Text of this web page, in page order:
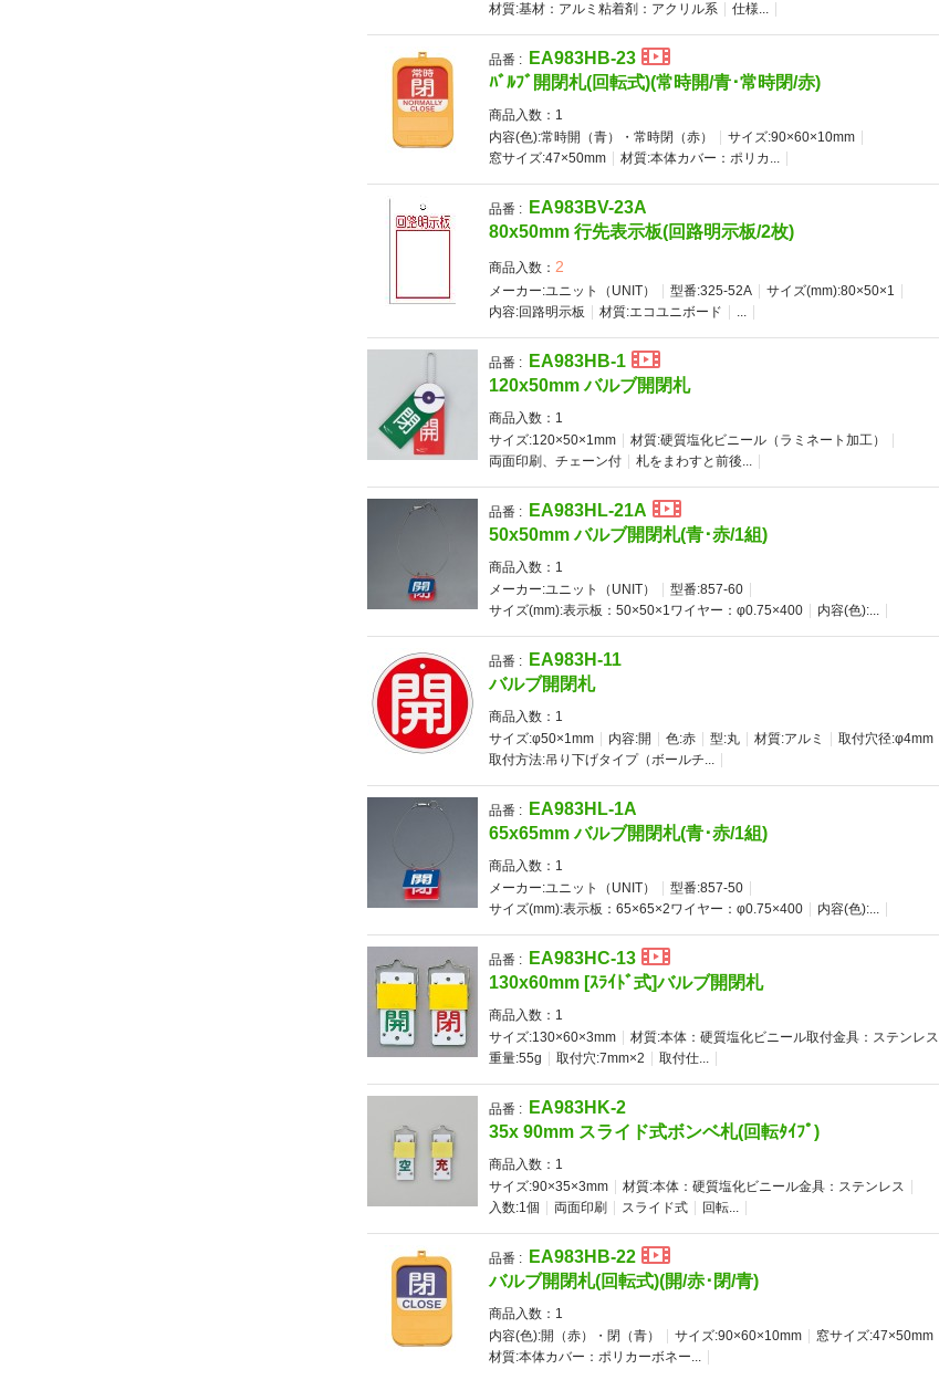
材質:基材：アルミ粘着剤：アクリル系
仕様...
品番 :
EA983HB-23
ﾊﾞﾙﾌﾞ開閉札(回転式)(常時開/青･常時閉/赤)
商品入数： 1
内容(色):常時開（青）・常時閉（赤）
サイズ:90×60×10mm
窓サイズ:47×50mm
材質:本体カバー：ポリカ...
品番 :
EA983BV-23A
80x50mm 行先表示板(回路明示板/2枚)
商品入数： 2
メーカー:ユニット（UNIT） 型番:325-52A
サイズ(mm):80×50×1
内容:回路明示板
材質:エコユニボード ...
品番 :
EA983HB-1
120x50mm バルブ開閉札
商品入数： 1
サイズ:120×50×1mm
材質:硬質塩化ビニール（ラミネート加工）
両面印刷、チェーン付
札をまわすと前後...
品番 :
EA983HL-21A
50x50mm バルブ開閉札(青･赤/1組)
商品入数： 1
メーカー:ユニット（UNIT）
型番:857-60
サイズ(mm):表示板：50×50×1ワイヤー：φ0.75×400
内容(色):...
品番 :
EA983H-11
バルブ開閉札
商品入数： 1
サイズ:φ50×1mm
内容:開 色:赤 型:丸 材質:アルミ
取付穴径:φ4mm
取付方法:吊り下げタイプ（ボールチ...
品番 :
EA983HL-1A
65x65mm バルブ開閉札(青･赤/1組)
商品入数： 1
メーカー:ユニット（UNIT）
型番:857-50
サイズ(mm):表示板：65×65×2ワイヤー：φ0.75×400
内容(色):...
品番 :
EA983HC-13
130x60mm [ｽﾗｲﾄﾞ式]バルブ開閉札
商品入数： 1
サイズ:130×60×3mm
材質:本体：硬質塩化ビニール取付金具：ステンレス
重量:55g
取付穴:7mm×2 取付仕...
品番 :
EA983HK-2
35x 90mm スライド式ボンベ札(回転ﾀｲﾌﾟ)
商品入数： 1
サイズ:90×35×3mm
材質:本体：硬質塩化ビニール金具：ステンレス
入数:1個
両面印刷 スライド式 回転...
品番 :
EA983HB-22
バルブ開閉札(回転式)(開/赤･閉/青)
商品入数： 1
内容(色):開（赤）・閉（青）
サイズ:90×60×10mm
窓サイズ:47×50mm
材質:本体カバー：ポリカーボネー...